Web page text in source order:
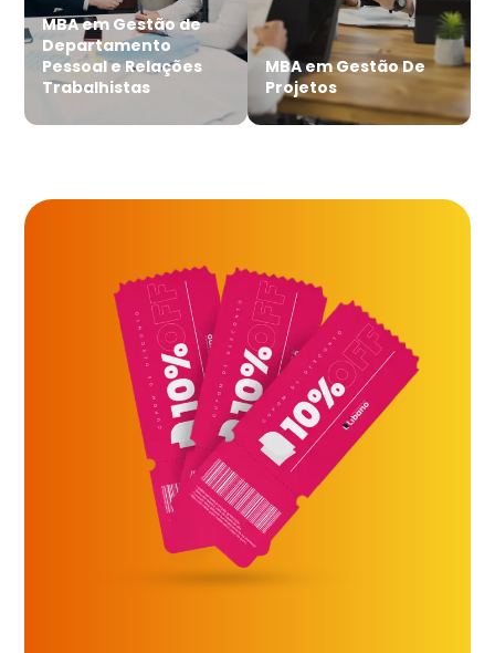
MBA em Gestão de
Departamento
Pessoal e Relações
Trabalhistas
MBA em Gestão De
Projetos